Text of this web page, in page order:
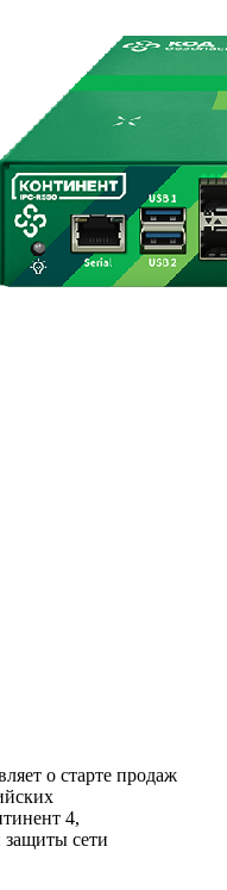
о старте продаж
4,
защиты сети